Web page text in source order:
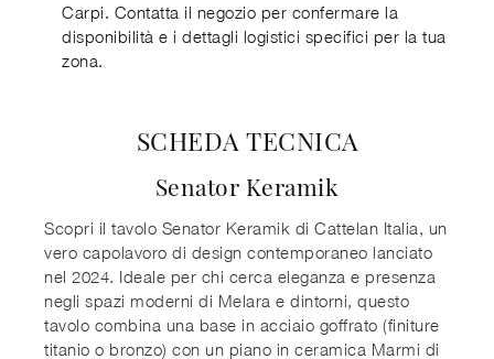
Carpi. Contatta il negozio per confermare la
disponibilità e i dettagli logistici specifici per la tua
zona.
SCHEDA TECNICA
Senator Keramik
Scopri il tavolo Senator Keramik di Cattelan Italia, un
vero capolavoro di design contemporaneo lanciato
nel 2024. Ideale per chi cerca eleganza e presenza
negli spazi moderni di Melara e dintorni, questo
tavolo combina una base in acciaio goffrato (finiture
titanio o bronzo) con un piano in ceramica Marmi di